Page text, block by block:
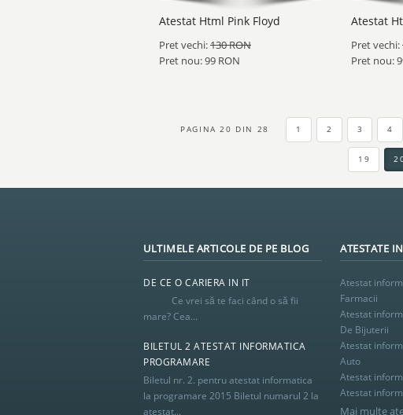
Atestat Html Pink Floyd
Pret vechi:130 RON
Pret nou: 99 RON
Atestat
Pret vechi:
Pret nou:
PAGINA 20 DIN 28 1 2 3 4
19
ULTIMELE ARTICOLE DE PE BLOG
DE CE O CARIERA IN IT
Ce vrei să te faci când o să fii
mare? Cea...
BILETUL 2 ATESTAT INFORMATICA
PROGRAMARE
Biletul nr. 2. pentru atestat informatica
la programare 2015 Biletul numarul 2 la
atestat...
ATESTATE
Atestat
Farmacii
Atestat
De Bijuterii
Atestat
Auto
Atestat
Atestat
Mai multe